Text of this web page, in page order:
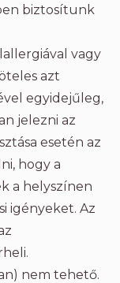
biztosítunk
vagy
azt
egyidejűleg,
jelezni az
esetén az
hogy a
a helyszínen
igényeket. Az
nem tehető.